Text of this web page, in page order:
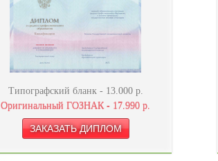
Типографский бланк - 13.000р.
Оригинальный ГОЗНАК - 17.990 р.